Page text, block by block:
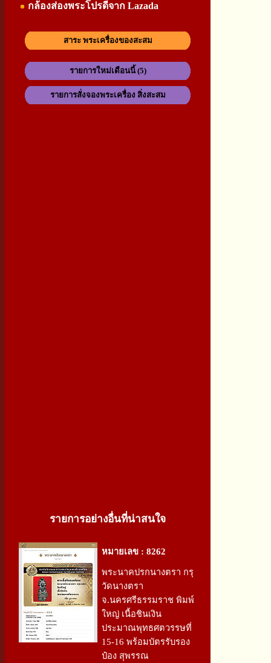
กล้องส่องพระโปรดีจาก Lazada
สาระ พระเครื่องของสะสม
รายการใหม่เดือนนี้ (5)
รายการสั่งจองพระเครื่อง สิ่งสะสม
รายการอย่างอื่นที่น่าสนใจ
หมายเลข : 8262
พระนาคปรกนางตรา กรุ
วัดนางตรา
จ.นครศรีธรรมราช พิมพ์
ใหญ่ เนื้อชินเงิน
ประมาณพุทธศตวรรษที่
15-16 พร้อมบัตรรับรอง
ป๋อง สุพรรณ